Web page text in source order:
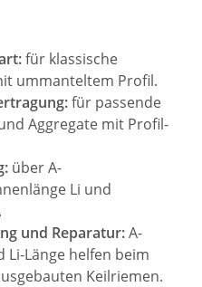
für klassische
ummanteltem Profil.
für passende
Aggregate mit Profil-
über A-
Li und
und Reparatur:A-
Li-Länge helfen beim
Keilriemen.